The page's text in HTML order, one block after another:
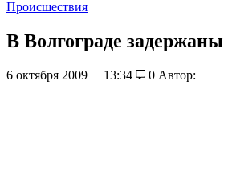
Происшествия
В Волгограде
6 октября 2009 13:34 0 Автор: